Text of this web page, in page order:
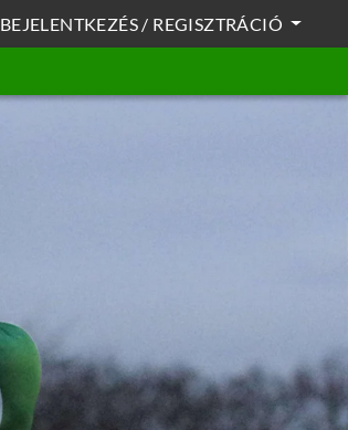
BEJELENTKEZÉS / REGISZTRÁCIÓ